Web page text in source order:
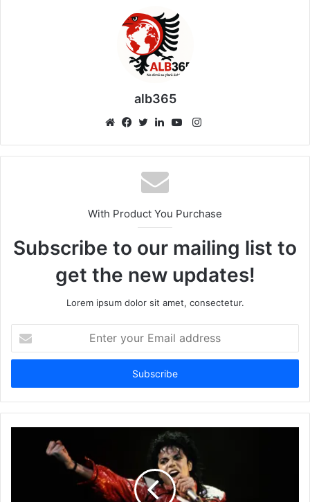
alb365
Instagram
With Product You Purchase
Subscribe to our mailing list to
get the new updates!
Lorem ipsum dolor sit amet, consectetur.
your
Email